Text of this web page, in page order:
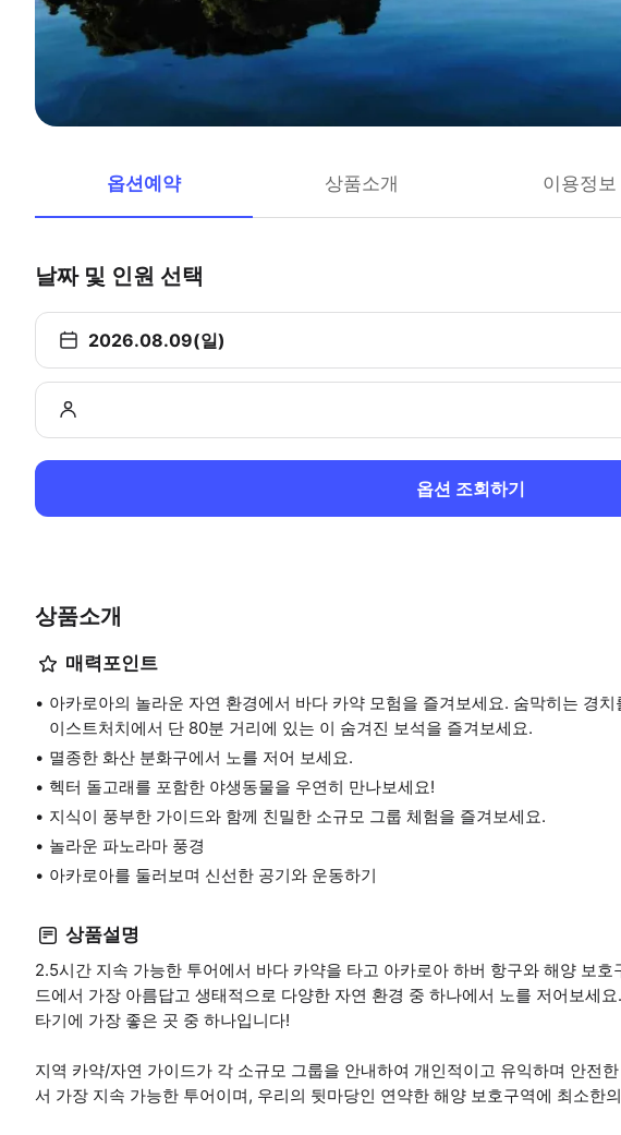
옵션예약 상품소개 이용정보
날짜 및 인원 선택
2026.08.09(일)
옵션 조회하기
상품소개
매력포인트
아카로아의 놀라운 자연 환경에서 바다 카약 모험을 즐겨보세요. 숨막히는 경
이스트처치에서 단 80분 거리에 있는 이 숨겨진 보석을 즐겨보세요.
멸종한 화산 분화구에서 노를 저어 보세요.
헥터 돌고래를 포함한 야생동물을 우연히 만나보세요!
지식이 풍부한 가이드와 함께 친밀한 소규모 그룹 체험을 즐겨보세요.
놀라운 파노라마 풍경
아카로아를 둘러보며 신선한 공기와 운동하기
상품설명
2.5시간 지속 가능한 투어에서 바다 카약을 타고 아카로아 하버 항구와 해양 보
드에서 가장 아름답고 생태적으로 다양한 자연 환경 중 하나에서 노를 저어보세
타기에 가장 좋은 곳 중 하나입니다!
지역 카약/자연 가이드가 각 소규모 그룹을 안내하여 개인적이고 유익하며 안전
서 가장 지속 가능한 투어이며, 우리의 뒷마당인 연약한 해양 보호구역에 최소한